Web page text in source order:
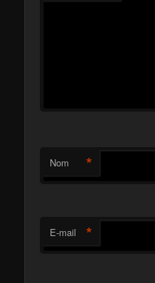
Nom *
E-mail *